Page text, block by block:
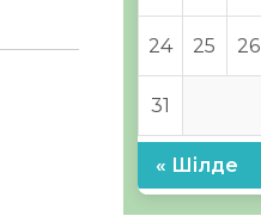
24 25 26
31
« Шілде